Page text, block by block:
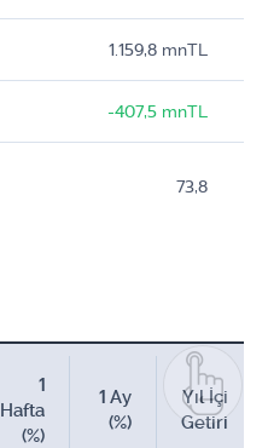
1.159,8 mnTL
-407,5 mnTL
73,8
1
Hafta
(%)
1 Ay
(%)
Yıl İçi
Getiri